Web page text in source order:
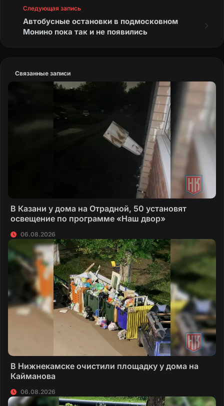
Следующая запись
Автобусные остановки в подмосковном
Монино пока так и не появились
Связанные записи
В Казани у дома на Отрадной, 50 установят
освещение по программе «Наш двор»
06.08.2026
В Нижнекамске очистили площадку у дома на
Кайманова
06.08.2026